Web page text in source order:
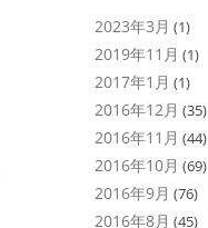
2023年3月 (1)
2019年11月 (1)
2017年1月 (1)
2016年12月 (35)
2016年11月 (44)
2016年10月 (69)
2016年9月 (76)
2016年8月 (45)